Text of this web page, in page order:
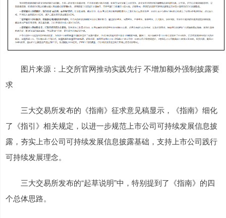
图片来源：上交所官网推动实践先行 不增加额外强制披露要
求
三大交易所发布的《指南》征求意见稿显示，《指南》细化
了《指引》相关规定，以进一步规范上市公司可持续发展信息披
露，夯实上市公司可持续发展信息披露基础，支持上市公司践行
可持续发展理念。
三大交易所发布的“起草说明”中，特别提到了《指南》的四
个总体思路。